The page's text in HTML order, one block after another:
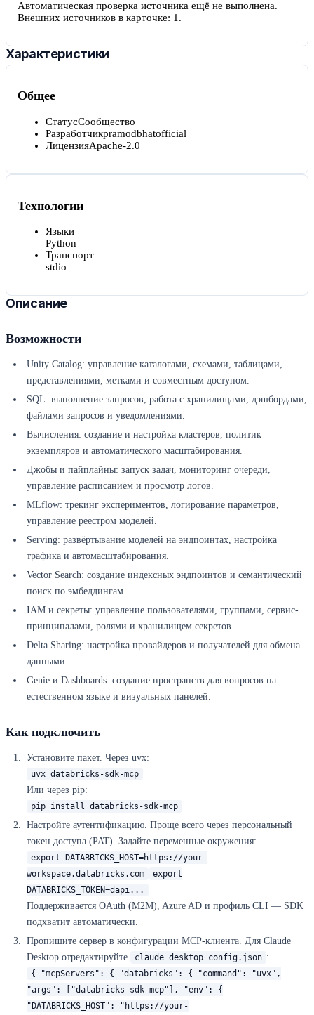
Автоматическая проверка источника ещё не выполнена.
Внешних источников в карточке: 1 .
Характеристики
Общее
СтатусСообщество
Разработчикpramodbhatofficial
ЛицензияApache-2.0
Технологии
Языки
Python
Транспорт
stdio
Описание
Возможности
Unity Catalog: управление каталогами, схемами, таблицами,
представлениями, метками и совместным доступом.
SQL: выполнение запросов, работа с хранилищами, дэшбордами,
файлами запросов и уведомлениями.
Вычисления: создание и настройка кластеров, политик
экземпляров и автоматического масштабирования.
Джобы и пайплайны: запуск задач, мониторинг очереди,
управление расписанием и просмотр логов.
MLflow: трекинг экспериментов, логирование параметров,
управление реестром моделей.
Serving: развёртывание моделей на эндпоинтах, настройка
трафика и автомасштабирования.
Vector Search: создание индексных эндпоинтов и семантический
поиск по эмбеддингам.
IAM и секреты: управление пользователями, группами, сервис-
принципалами, ролями и хранилищем секретов.
Delta Sharing: настройка провайдеров и получателей для обмена
данными.
Genie и Dashboards: создание пространств для вопросов на
естественном языке и визуальных панелей.
Как подключить
Установите пакет. Через uvx:
uvx databricks-sdk-mcp
Или через pip:
pip install databricks-sdk-mcp
Настройте аутентификацию. Проще всего через персональный
токен доступа (PAT). Задайте переменные окружения:
export DATABRICKS_HOST=https://your-
workspace.databricks.com
export
DATABRICKS_TOKEN=dapi...
Поддерживается OAuth (M2M), Azure AD и профиль CLI — SDK
подхватит автоматически.
Пропишите сервер в конфигурации MCP-клиента. Для Claude
Desktop отредактируйте
claude_desktop_config.json :
{ "mcpServers": { "databricks": { "command": "uvx",
"args": ["databricks-sdk-mcp"], "env": {
"DATABRICKS_HOST": "https://your-